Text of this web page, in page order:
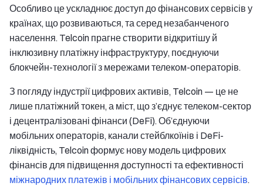
Особливо це ускладнює доступ до фінансових сервісів у
країнах, що розвиваються, та серед незабанченого
населення. Telcoin прагне створити відкритішу й
інклюзивну платіжну інфраструктуру, поєднуючи
блокчейн-технології з мережами телеком-операторів.
З погляду індустрії цифрових активів, Telcoin — це не
лише платіжний токен, а міст, що з’єднує телеком-сектор
і децентралізовані фінанси (DeFi). Об’єднуючи
мобільних операторів, канали стейблкоїнів і DeFi-
ліквідність, Telcoin формує нову модель цифрових
фінансів для підвищення доступності та ефективності
міжнародних платежів і мобільних фінансових сервісів.